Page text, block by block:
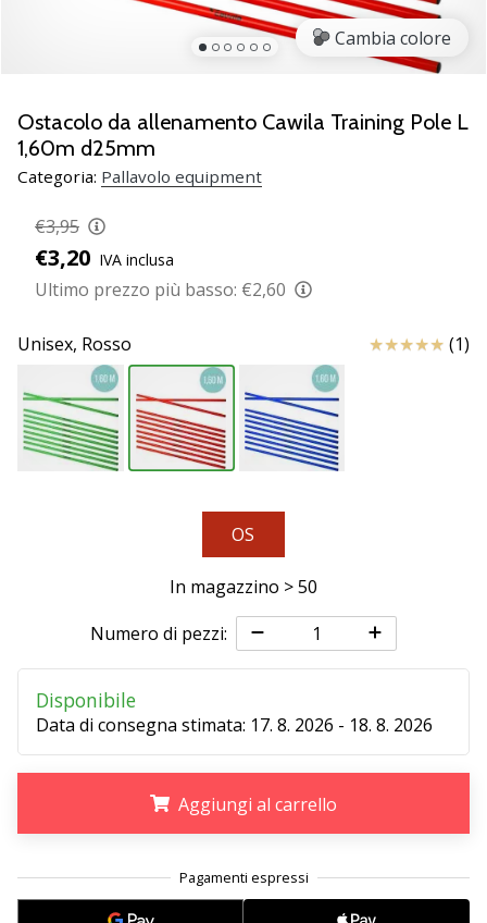
un
fanatico
della
pallavolo
noi?
Unisciti
noi
marchio
Ambassador.
11. 8. 2022
tuo
personale,
blog,
gestisci
Facebook
un
forum
Cambia colore
Ostacolo da allenamento Cawila Training Pole L
1,60m d25mm
Categoria: Pallavolo equipment
€3,95
€3,20 IVA inclusa
Ultimo prezzo più basso: €2,60
Unisex, Rosso Recensioni(1)
OS
In magazzino > 50
Numero di pezzi:
Disponibile
Data di consegna stimata: 17. 8. 2026 - 18. 8. 2026
Aggiungi al carrello